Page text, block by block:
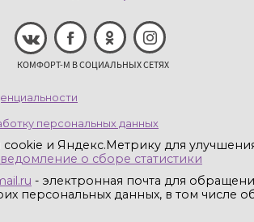
КОМФОРТ-М В СОЦИАЛЬНЫХ СЕТЯХ
персональных данных
и Яндекс.Метрику для
о сборе статистики
- электронная почта для
персональных данных, в том числе